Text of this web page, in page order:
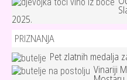
2025.
PRIZNANJA
Pet zlatnih medalja
Vinariji